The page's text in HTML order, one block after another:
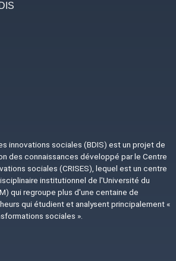
innovations sociales (BDIS) est un projet de
des connaissances développé par le Centre
sociales (CRISES), lequel est un centre
institutionnel de l'Université du
qui regroupe plus d'une centaine de
qui étudient et analysent principalement «
sociales ».